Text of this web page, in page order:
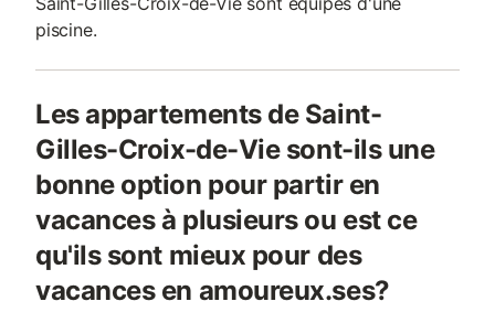
piscine.
Les appartements de Saint-
Gilles-Croix-de-Vie sont-ils une
bonne option pour partir en
vacances à plusieurs ou est ce
qu'ils sont mieux pour des
vacances en amoureux.ses?